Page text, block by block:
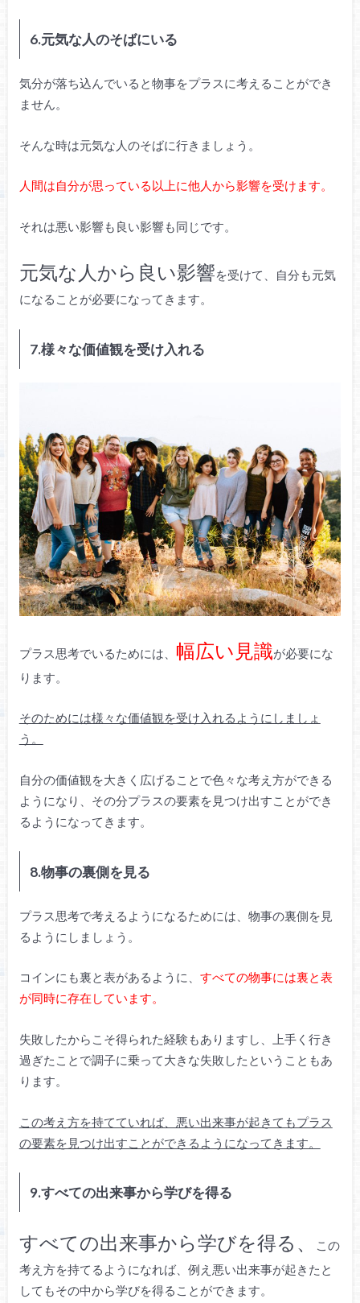
6.元気な人のそばにいる
気分が落ち込んでいると物事をプラスに考えることができ
ません。
そんな時は元気な人のそばに行きましょう。
人間は自分が思っている以上に他人から影響を受けます。
それは悪い影響も良い影響も同じです。
元気な人から良い影響を受けて、自分も元気
になることが必要になってきます。
7.様々な価値観を受け入れる
プラス思考でいるためには、 幅広い見識が必要にな
ります。
そのためには様々な価値観を受け入れるようにしましょ
う。
自分の価値観を大きく広げることで色々な考え方ができる
ようになり、その分プラスの要素を見つけ出すことができ
るようになってきます。
8.物事の裏側を見る
プラス思考で考えるようになるためには、物事の裏側を見
るようにしましょう。
コインにも裏と表があるように、 すべての物事には裏と表
が同時に存在しています。
失敗したからこそ得られた経験もありますし、上手く行き
過ぎたことで調子に乗って大きな失敗したということもあ
ります。
この考え方を持てていれば、悪い出来事が起きてもプラス
の要素を見つけ出すことができるようになってきます。
9.すべての出来事から学びを得る
すべての出来事から学びを得る、
この
考え方を持てるようになれば、例え悪い出来事が起きたと
してもその中から学びを得ることができます。